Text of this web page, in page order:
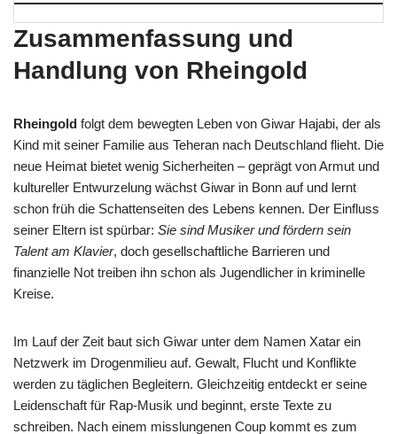
Zusammenfassung und
Handlung von Rheingold
Rheingold folgt dem bewegten Leben von Giwar Hajabi, der als
Kind mit seiner Familie aus Teheran nach Deutschland flieht. Die
neue Heimat bietet wenig Sicherheiten – geprägt von Armut und
kultureller Entwurzelung wächst Giwar in Bonn auf und lernt
schon früh die Schattenseiten des Lebens kennen. Der Einfluss
seiner Eltern ist spürbar: Sie sind Musiker und fördern sein
Talent am Klavier, doch gesellschaftliche Barrieren und
finanzielle Not treiben ihn schon als Jugendlicher in kriminelle
Kreise.
Im Lauf der Zeit baut sich Giwar unter dem Namen Xatar ein
Netzwerk im Drogenmilieu auf. Gewalt, Flucht und Konflikte
werden zu täglichen Begleitern. Gleichzeitig entdeckt er seine
Leidenschaft für Rap-Musik und beginnt, erste Texte zu
schreiben. Nach einem misslungenen Coup kommt es zum